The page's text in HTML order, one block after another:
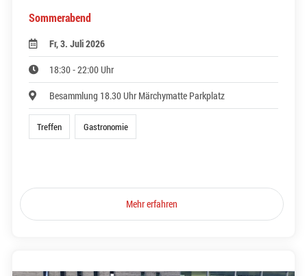
Sommerabend
Fr, 3. Juli 2026
18:30 - 22:00 Uhr
Besammlung 18.30 Uhr Märchymatte Parkplatz
Treffen Gastronomie
Mehr erfahren